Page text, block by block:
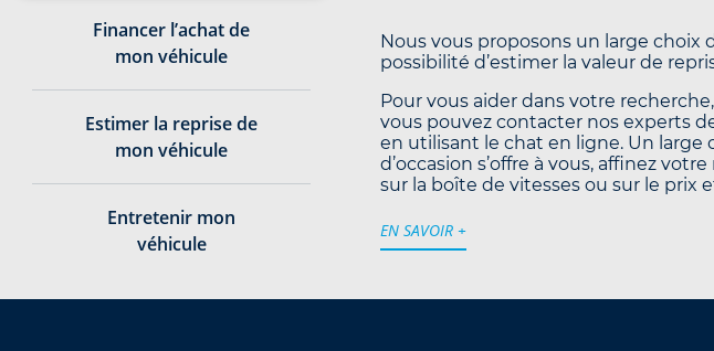
Financer l’achat de
mon véhicule
Estimer la reprise de
mon véhicule
Entretenir mon
véhicule
Nous vous proposons un large choix
possibilité d’estimer la valeur de
Pour vous aider dans votre
vous pouvez contacter nos experts
en utilisant le chat en ligne. Un
d’occasion s’offre à vous, affinez
sur la boîte de vitesses ou sur le prix
EN SAVOIR +